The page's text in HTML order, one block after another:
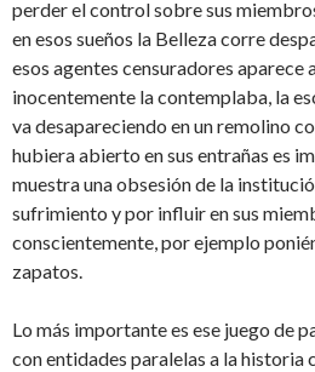
perder el control sobre sus
en esos sueños la Belleza corre
esos agentes censuradores aparece
inocentemente la contemplaba, la
va desapareciendo en un remolino
hubiera abierto en sus entrañas es
muestra una obsesión de la
sufrimiento y por influir en sus
conscientemente, por ejemplo
zapatos.
Lo más importante es ese juego de
con entidades paralelas a la historia